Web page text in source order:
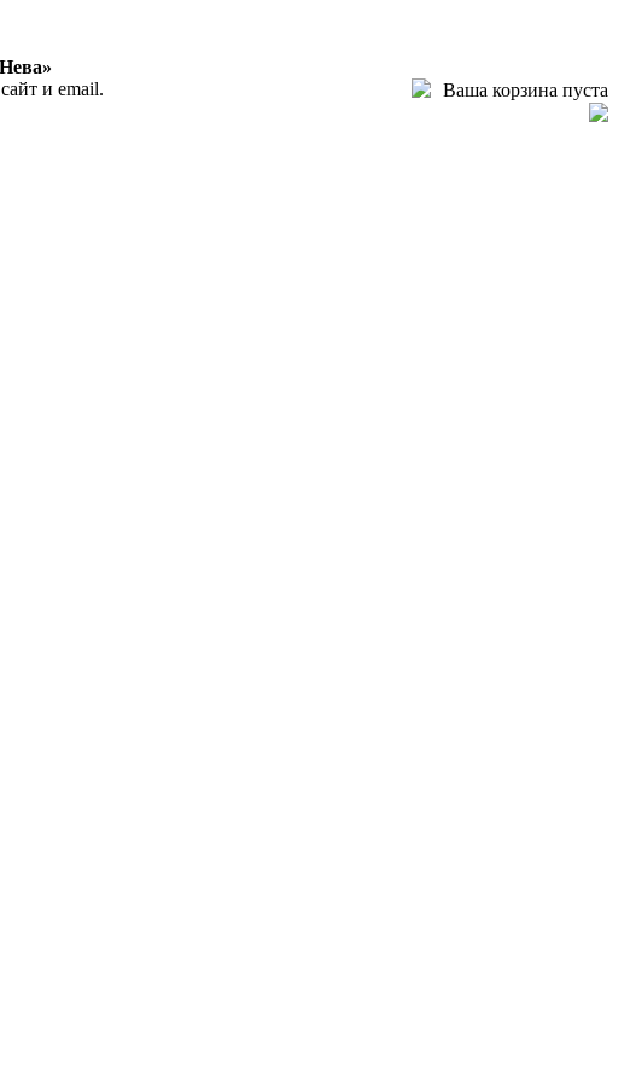
и email.
Ваша корзина пуста